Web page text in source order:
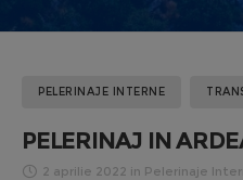
PELERINAJE INTERNE
PELERINAJ IN
2 aprilie 2022 in Pelerinaje